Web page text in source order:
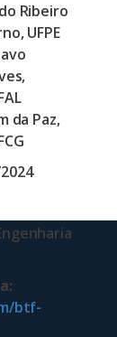
Ribeiro
UFPE
da Paz,
btf-